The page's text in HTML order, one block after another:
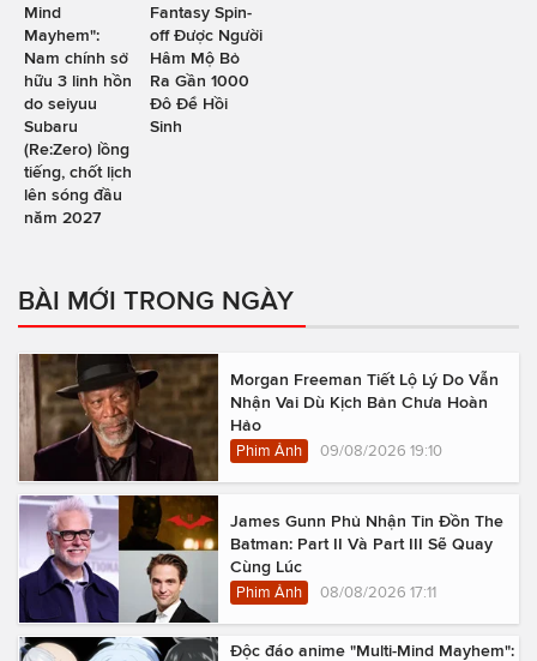
Mind
Mayhem":
Nam chính sở
hữu 3 linh hồn
do seiyuu
Subaru
(Re:Zero) lồng
tiếng, chốt lịch
lên sóng đầu
năm 2027
Fantasy Spin-
off Được Người
Hâm Mộ Bỏ
Ra Gần 1000
Đô Để Hồi
Sinh
BÀI MỚI TRONG NGÀY
Morgan Freeman Tiết Lộ Lý Do Vẫn
Nhận Vai Dù Kịch Bản Chưa Hoàn
Hảo
Phim Ảnh 09/08/2026 19:10
James Gunn Phủ Nhận Tin Đồn The
Batman: Part II Và Part III Sẽ Quay
Cùng Lúc
Phim Ảnh 08/08/2026 17:11
Độc đáo anime "Multi-Mind Mayhem":